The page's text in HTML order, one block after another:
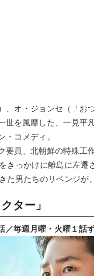
、オ・ジョンセ（「
世を風靡した、一見平
・コメディ。
要員、北朝鮮の特殊工
きっかけに離島に左
た男たちのリベンジが
ター」
毎週月曜・火曜１話ず